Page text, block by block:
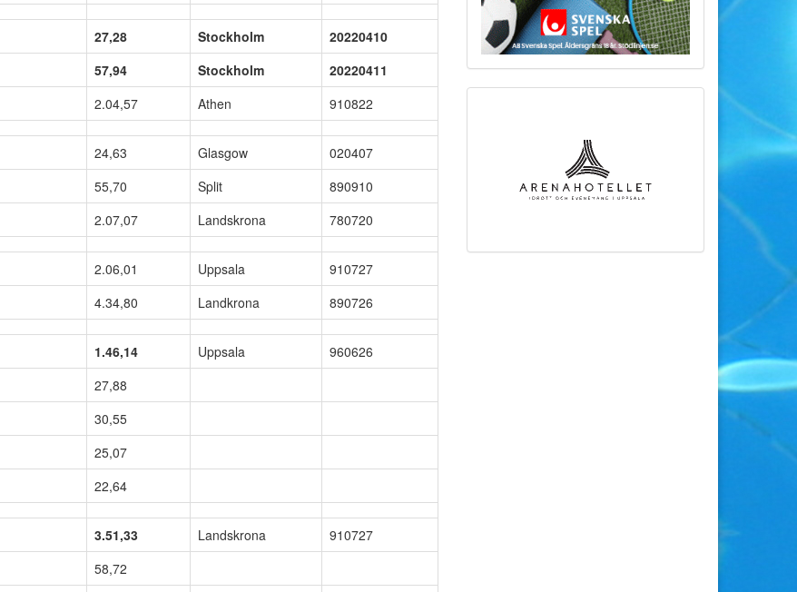
27,28 Stockholm
20220410
57,94 Stockholm
20220411
2.04,57 Athen 910822
24,63 Glasgow
020407
55,70 Split
890910
2.07,07 Landskrona 780720
2.06,01 Uppsala
910727
4.34,80 Landkrona 890726
1.46,14 Uppsala
960626
27,88
30,55
25,07
22,64
3.51,33 Landskrona
910727
58,72